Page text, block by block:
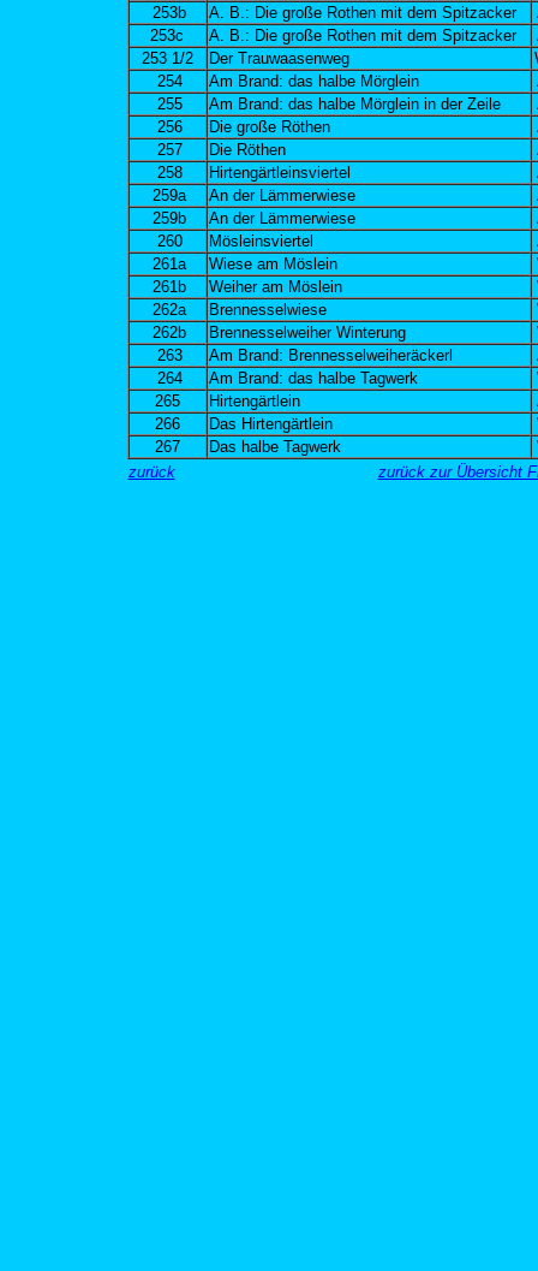
253b
A. B.: Die große Rothen mit dem Spitzacker
253c
A. B.: Die große Rothen mit dem Spitzacker
253 1/2
Der Trauwaasenweg
254
Am Brand: das halbe Mörglein
255
Am Brand: das halbe Mörglein in der Zeile
256
Die große Röthen
257
Die Röthen
258
Hirtengärtleinsviertel
259a
An der Lämmerwiese
259b
An der Lämmerwiese
260
Mösleinsviertel
261a
Wiese am Möslein
261b
Weiher am Möslein
262a
Brennesselwiese
262b
Brennesselweiher Winterung
263
Am Brand: Brennesselweiheräckerl
264
Am Brand: das halbe Tagwerk
265
Hirtengärtlein
266
Das Hirtengärtlein
267
Das halbe Tagwerk
zurück
zurück zur Übersicht